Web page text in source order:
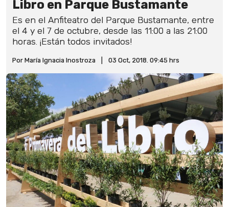
Libro en Parque Bustamante
Es en el Anfiteatro del Parque Bustamante, entre
el 4 y el 7 de octubre, desde las 11:00 a las 21:00
horas. ¡Están todos invitados!
Por María Ignacia Inostroza 03 Oct, 2018. 09:45 hrs